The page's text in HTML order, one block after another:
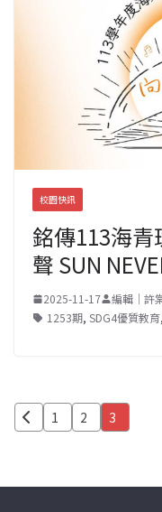
校園快訊
銘傳113海
聲 SUN
2025-11-17
編輯｜許
1253期, SDG4優質教育,
文
分
1 2 3